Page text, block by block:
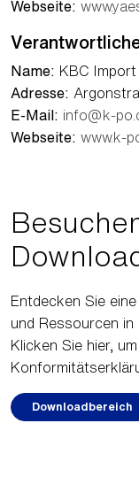
Webseite:
Name: KBC
Adresse:
E-Mail: info@k-
Webseite: www.k-
Entdecken Sie
und Ressourcen in
Klicken Sie hier,
Downloadbereich